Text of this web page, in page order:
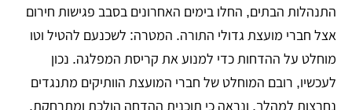
התנהלות הבתים, החלו בימים האחרונים בסבב פגישות חירום
אצל חברי מועצת גדולי התורה. המטרה: לשכנעם להטיל וטו
מוחלט על ההדחות כדי למנוע את קריסת המפלגה. נכון
לעכשיו, רובם המוחלט של חברי המועצת הוותיקים מתנגדים
נחרצות למהלך, ונראה כי תוכנית ההדחה הולכת ומתרחקת.